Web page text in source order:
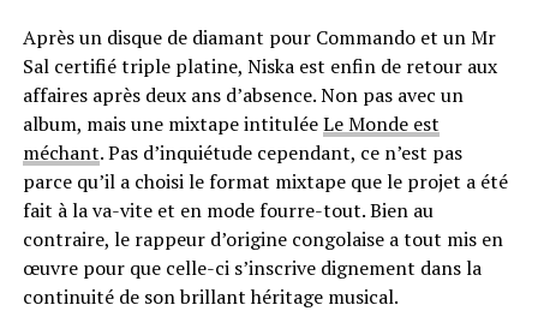
Après un disque de diamant pour Commando et un Mr
Sal certifié triple platine, Niska est enfin de retour aux
affaires après deux ans d’absence. Non pas avec un
album, mais une mixtape intituléeLe Monde est
méchant. Pas d’inquiétude cependant, ce n’est pas
parce qu’il a choisi le format mixtape que le projet a été
fait à la va-vite et en mode fourre-tout. Bien au
contraire, le rappeur d’origine congolaise a tout mis en
œuvre pour que celle-ci s’inscrive dignement dans la
continuité de son brillant héritage musical.